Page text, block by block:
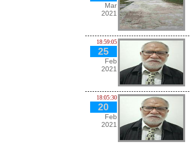
Mar
2021
18:59:05
25
Feb
2021
18:05:30
20
Feb
2021